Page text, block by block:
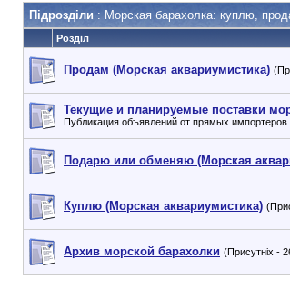
Підрозділи : Морская барахолка: куплю,
Розділ
Продам (Морская аквариумистика)
Текущие и планируемые поставки
Публикация объявлений от прямых импортеров
Подарю или обменяю (Морская
Куплю (Морская аквариумистика)
Архив морской барахолки (Присутніх -